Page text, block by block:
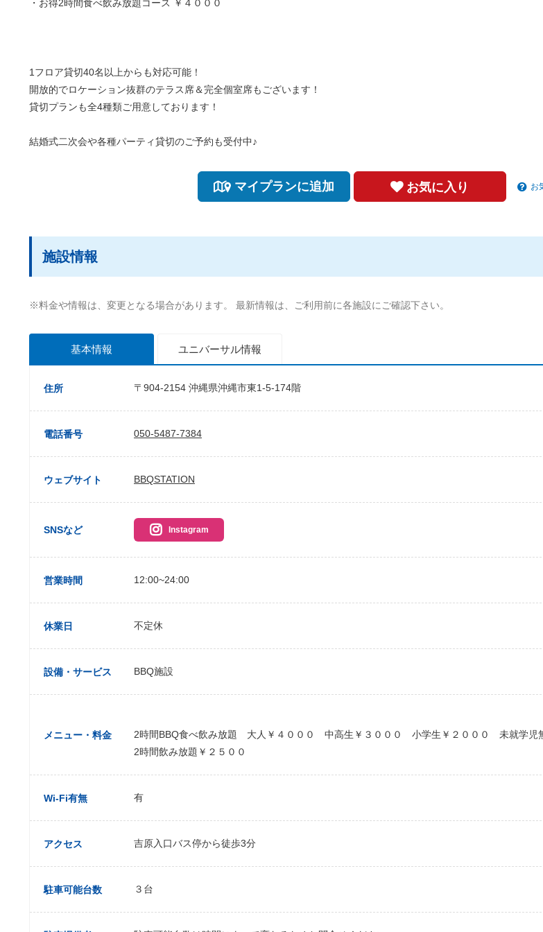
・お得2時間食べ飲み放題コース ￥４０００
1フロア貸切40名以上からも対応可能！
開放的でロケーション抜群のテラス席＆完全個室席もございます！
貸切プランも全4種類ご用意しております！
結婚式二次会や各種パーティ貸切のご予約も受付中♪
マイプランに追加 お気に入り お
施設情報
※料金や情報は、変更となる場合があります。 最新情報は、ご利用前に各施設にご確認下さい。
基本情報 ユニバーサル情報
住所 〒904-2154 沖縄県沖縄市東1-5-174階
電話番号 050-5487-7384
ウェブサイト BBQSTATION
SNSなど Instagram
営業時間 12:00~24:00
休業日 不定休
設備・サービス BBQ施設
メニュー・料金
2時間BBQ食べ飲み放題 大人￥４０００ 中高生￥３０００ 小学生￥２０００ 未就学児
2時間飲み放題￥２５００
Wi-Fi有無 有
アクセス 吉原入口バス停から徒歩3分
駐車可能台数 ３台